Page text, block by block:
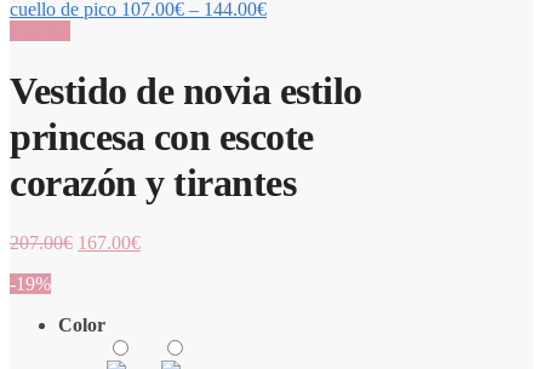
cuello de pico 107.00€ – 144.00€
Vestido de novia estilo
princesa con escote
corazón y tirantes
207.00€ 167.00€
-19%
Color